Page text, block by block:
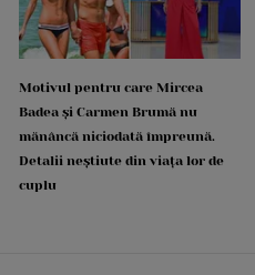
Motivul pentru care Mircea
Badea și Carmen Brumă nu
mănâncă niciodată împreună.
Detalii neștiute din viața lor de
cuplu